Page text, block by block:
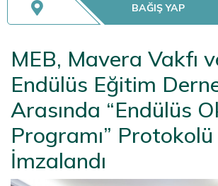
BAĞIŞ YAP
MEB, Mavera Vakfı
Endülüs Eğitim
Arasında “Endülüs
Programı” Protokolü
İmzalandı